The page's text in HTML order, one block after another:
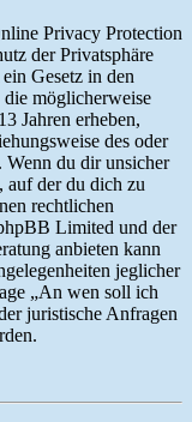
Privacy Protection
der Privatsphäre
Gesetz in den
die möglicherweise
Jahren erheben,
des oder
Wenn du dir unsicher
auf der du dich zu
rechtlichen
Limited und der
anbieten kann
jeglicher
„An wen soll ich
juristische Anfragen